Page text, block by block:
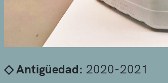
◇ Antigüedad: 2020-2021